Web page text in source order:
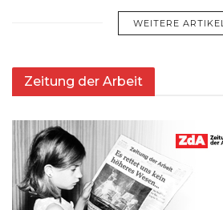
WEITERE ARTIKEL
Zeitung der Arbeit